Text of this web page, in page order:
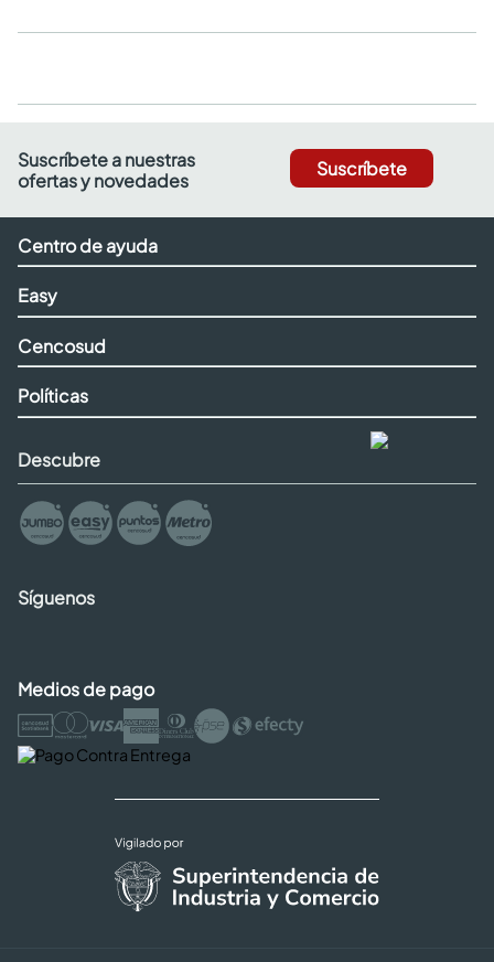
Suscríbete a nuestras
ofertas y novedades
Suscríbete
Centro de ayuda
Easy
Cencosud
Políticas
Descubre
Síguenos
Medios de pago